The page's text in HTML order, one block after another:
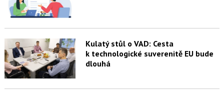
Kulatý stůl o VAD: Cesta
k technologické suverenitě EU bude
dlouhá